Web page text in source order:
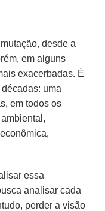
desde a
em alguns
exacerbadas. É
uma
em todos os
essa
analisar cada
perder a visão